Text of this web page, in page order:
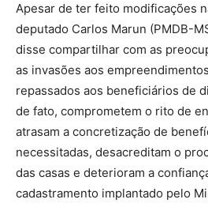
Apesar de ter feito modificações
deputado Carlos Marun (PMDB-
disse compartilhar com as
as invasões aos
repassados aos beneficiários de
de fato, comprometem o rito de
atrasam a concretização de
necessitadas, desacreditam o
das casas e deterioram a
cadastramento implantado pelo